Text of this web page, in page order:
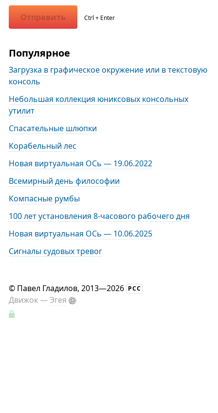
Отправить Ctrl + Enter
Популярное
Загрузка в графическое окружение или в текстовую
консоль
Небольшая коллекция юниксовых консольных
утилит
Спасательные шлюпки
Корабельный лес
Новая виртуальная ОСь — 19.06.2022
Всемирный день философии
Компасные румбы
100 лет установления 8-часового рабочего дня
Новая виртуальная ОСь — 10.06.2025
Сигналы судовых тревог
© Павел Гладилов, 2013—2026 РСС
Движок —Эгея